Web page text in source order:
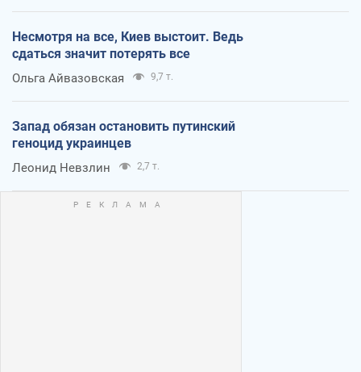
Несмотря на все, Киев выстоит. Ведь
сдаться значит потерять все
Ольга Айвазовская 9,7 т.
Запад обязан остановить путинский
геноцид украинцев
Леонид Невзлин 2,7 т.